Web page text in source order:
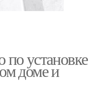
по установке
доме и